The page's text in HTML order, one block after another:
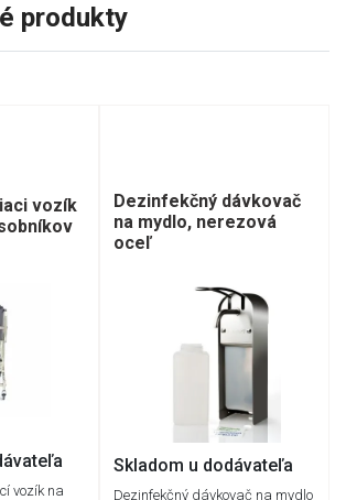
produkty
vozík
vozík na
Dezinfekčný dávkovač
na mydlo, nerezová
oceľ
Skladom u dodávateľa
Dezinfekčný dávkovač na mydlo